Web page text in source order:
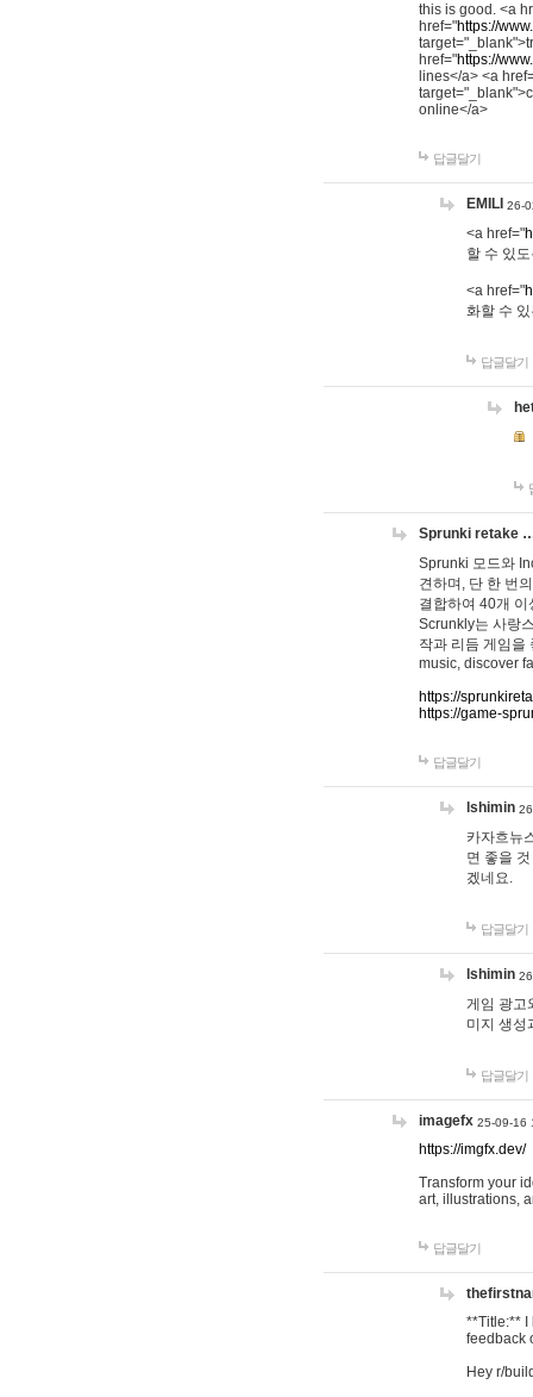
this is good. <a
href="https://
href="https://
lines</a> <a
online</a>
답글달기
EMILI 26-
<a href="
할 수 있
<a href="
화할 수
답글달기
Sprunki retake
Sprunki 모드와
견하며, 단 한 번
결합하여 40개
Scrunkly는 사랑
작과 리듬 게임을
music, discover
https://
https://game-
답글달기
lshimin
카자흐뉴
면 좋을
겠네요.
답글달기
lshimin
게임 광고
미지 생성
답글달기
imagefx 25-09-16
https://imgfx.dev/
Transform your
art, illustrations,
답글달기
**Title:** I
feedback
Hey r/